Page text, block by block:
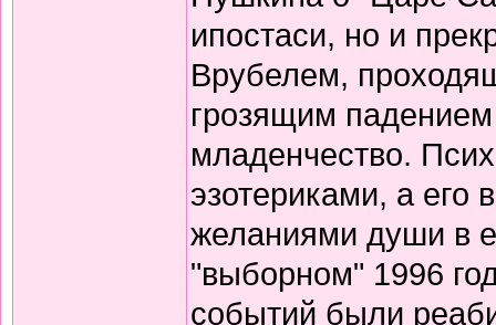
ипостаси, но и
Врубелем,
грозящим
младенчество.
эзотериками, а его
желаниями души в
"выборном" 1996
событий были